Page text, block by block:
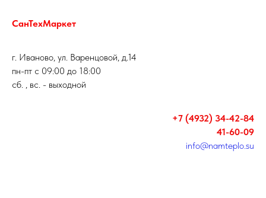
СанТехМаркет
г. Иваново, ул. Варенцовой, д.14
пн-пт с 09:00 до 18:00
сб. , вс. - выходной
+7 (4932) 34-42-84
41-60-09
info@namteplo.su